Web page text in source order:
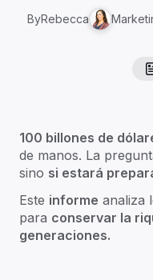
ByRebecca
100 billones de
de manos. La
sino si estará
Este informe analiza
para conservar la
generaciones.